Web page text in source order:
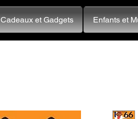
Cadeaux et Gadgets Enfants et